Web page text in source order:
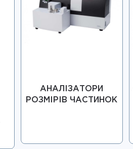
АНАЛІЗАТОРИ
РОЗМІРІВ ЧАСТИНОК